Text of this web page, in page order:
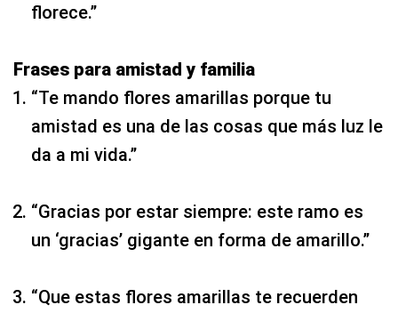
florece.”
Frases para amistad y familia
“Te mando flores amarillas porque tu
amistad es una de las cosas que más luz le
da a mi vida.”
“Gracias por estar siempre: este ramo es
un ‘gracias’ gigante en forma de amarillo.”
“Que estas flores amarillas te recuerden